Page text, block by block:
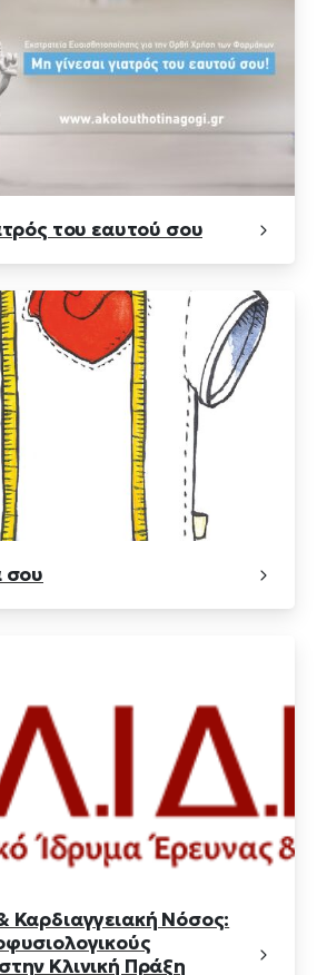
του εαυτού σου
σου
Καρδιαγγειακή Νόσος:
Κλινική Πράξη